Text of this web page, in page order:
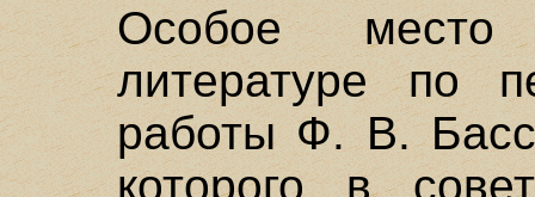
Особое место
литературе по
работы Ф. В.
которого в